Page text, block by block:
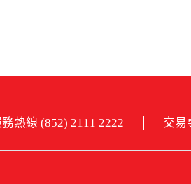
熱線 (852) 2111 2222 交易